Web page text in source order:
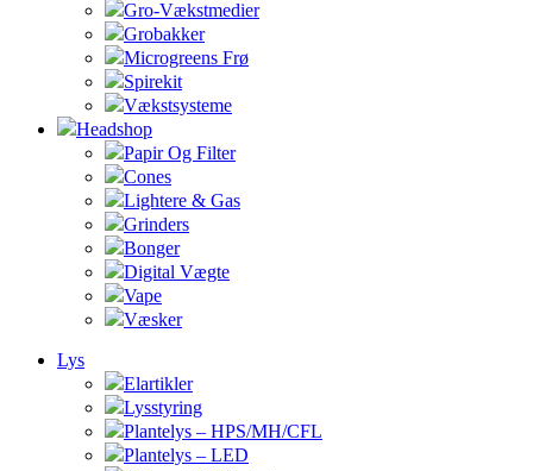
Gro-Vækstmedier
Grobakker
Microgreens Frø
Spirekit
Vækstsysteme
Headshop
Papir Og Filter
Cones
Lightere & Gas
Grinders
Bonger
Digital Vægte
Vape
Væsker
Lys
Elartikler
Lysstyring
Plantelys – HPS/MH/CFL
Plantelys – LED